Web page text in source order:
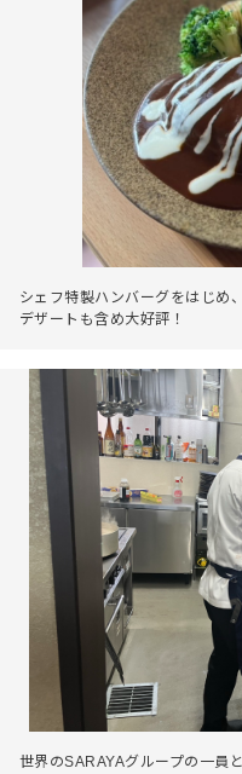
シェフ特製ハンバーグをはじめ
デザートも含め大好評！
世界のSARAYAグループの一員